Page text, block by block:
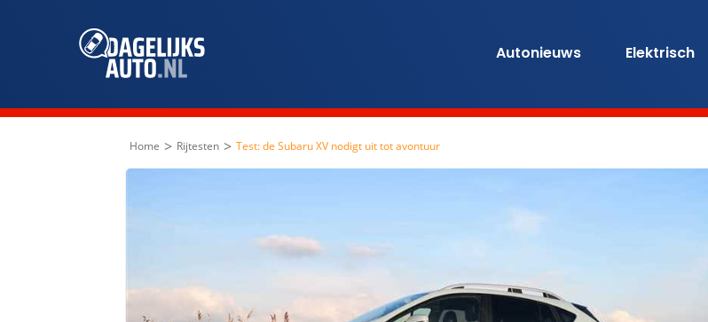
Autonieuws Elektrisch
Home > Rijtesten > Test: de Subaru XV nodigt uit tot avontuur